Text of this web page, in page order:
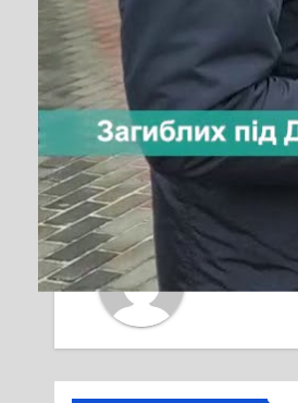
Навігація
записів
У Черкасах
перемогу на
Від